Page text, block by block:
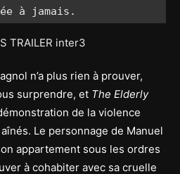
à jamais.
n’a plus rien à prouver,
surprendre, et The Elderly
de la violence
Le personnage de Manuel
appartement sous les ordres
à cohabiter avec sa cruelle